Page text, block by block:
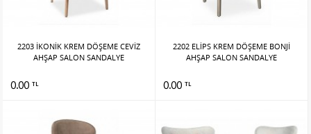
2203 İKONİK KREM DÖŞEME CEVİZ
AHŞAP SALON SANDALYE
0.00 TL
2202 ELİPS KREM DÖŞEME BONJİ
AHŞAP SALON SANDALYE
0.00 TL